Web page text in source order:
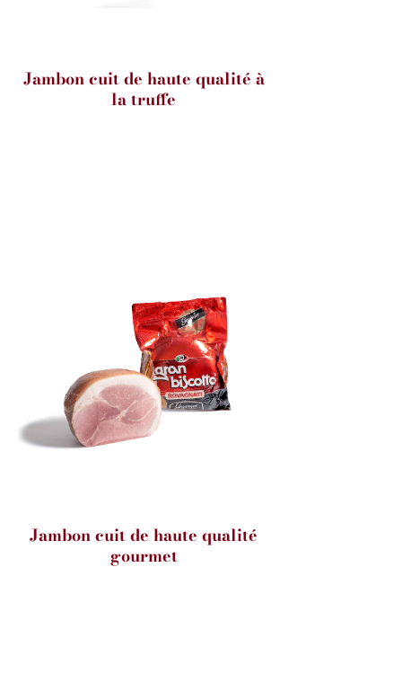
Jambon cuit de haute qualité à
la truffe
Jambon cuit de haute qualité
gourmet